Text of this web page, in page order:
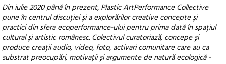
Din iulie 2020 până în prezent, Plastic ArtPerformance Collective
pune în centrul discuției și a explorărilor creative concepte și
practici din sfera ecoperformance-ului pentru prima dată în spațiul
cultural și artistic românesc. Colectivul curatoriază, concepe și
produce creații audio, video, foto, activari comunitare care au ca
substrat preocupări, motivații și argumente de natură ecologică -